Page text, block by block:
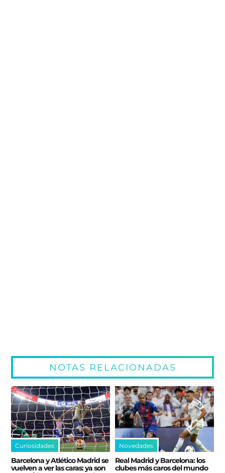
NOTAS RELACIONADAS
Curiosidades
Barcelona y Atlético Madrid se
vuelven a ver las caras: ya son
Novedades
Real Madrid y Barcelona: los
clubes más caros del mundo